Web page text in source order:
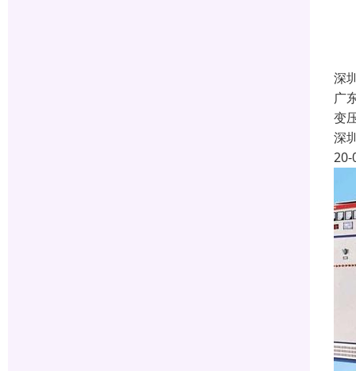
深
广
变
深
20-